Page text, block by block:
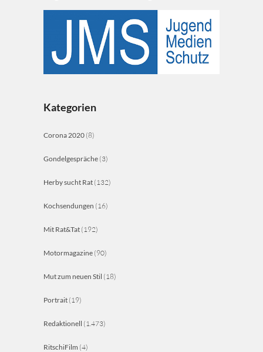
Kategorien
Corona 2020 (8)
Gondelgespräche (3)
Herby sucht Rat (132)
Kochsendungen (16)
Mit Rat&Tat (192)
Motormagazine (90)
Mut zum neuen Stil (18)
Portrait (19)
Redaktionell (1.473)
RitschiFilm (4)